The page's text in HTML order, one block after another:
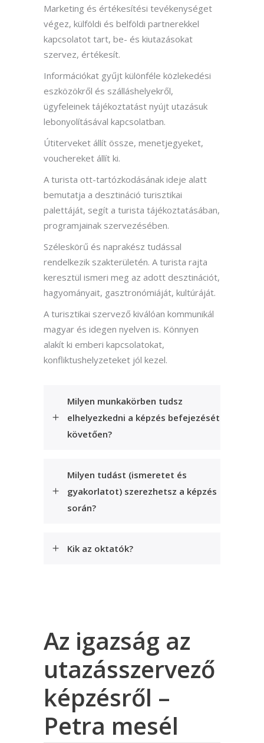
Marketing és értékesítési tevékenységet
végez, külföldi és belföldi partnerekkel
kapcsolatot tart, be- és kiutazásokat
szervez, értékesít.
Információkat gyűjt különféle közlekedési
eszközökről és szálláshelyekről,
ügyfeleinek tájékoztatást nyújt utazásuk
lebonyolításával kapcsolatban.
Útiterveket állít össze, menetjegyeket,
vouchereket állít ki.
A turista ott-tartózkodásának ideje alatt
bemutatja a desztináció turisztikai
palettáját, segít a turista tájékoztatásában,
programjainak szervezésében.
Széleskörű és naprakész tudással
rendelkezik szakterületén. A turista rajta
keresztül ismeri meg az adott desztinációt,
hagyományait, gasztronómiáját, kultúráját.
A turisztikai szervező kiválóan kommunikál
magyar és idegen nyelven is. Könnyen
alakít ki emberi kapcsolatokat,
konfliktushelyzeteket jól kezel.
Milyen munkakörben tudsz
elhelyezkedni a képzés befejezését
követően?
Milyen tudást (ismeretet és
gyakorlatot) szerezhetsz a képzés
során?
Kik az oktatók?
Az igazság az
utazásszervező
képzésről –
Petra mesél